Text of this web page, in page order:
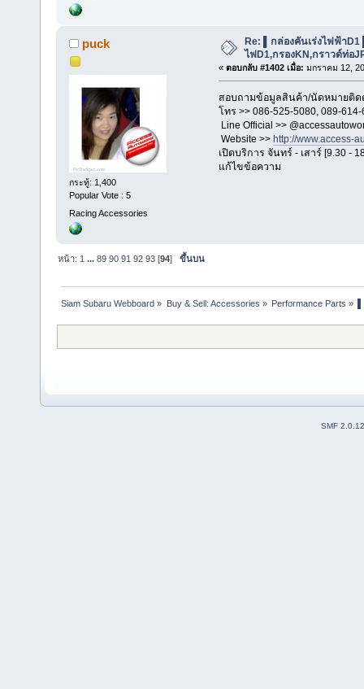
puck
กระทู้: 1,400
Popular Vote : 5
Racing Accessories
Re: ▌กล่องคันเร่งไฟฟ้าD1
ไฟD1,กรองKN,กราวด์ท่อ
« ตอบกลับ #1402 เมื่อ: มกราคม 12,
สอบถามข้อมูลสินค้า/นัดหมายติด
โทร >> 086-525-5080, 089-614-
Line Official >>
Website >> http://www.access-
เปิดบริการ จันทร์ - เสาร์ [9.30 -
แก้ไขข้อความ
หน้า: 1 ...89 90 91 92 93 [94]ขึ้นบน
Siam Subaru Webboard » Buy & Sell: Accessories » Performance Parts »
SMF 2.0.12